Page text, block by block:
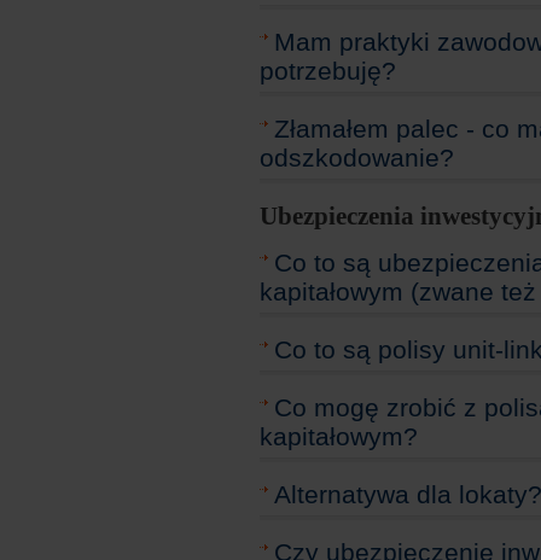
Mam praktyki
potrzebuję?
Złamałem palec - co
odszkodowanie?
Ubezpieczenia
Co to są
kapitałowym (zwane
Co to są polisy unit-
Co mogę zrobić z
kapitałowym?
Alternatywa dla lokaty?
Czy ubezpieczenie